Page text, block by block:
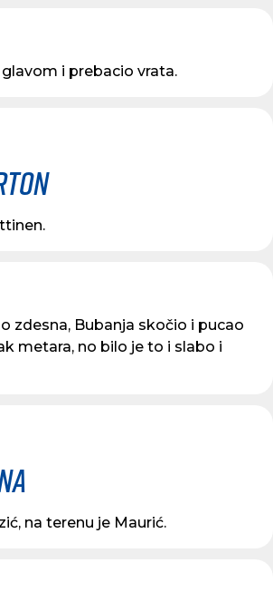
i prebacio vrata.
zdesna, Bubanja skočio i pucao
metara, no bilo je to i slabo i
na terenu je Maurić.